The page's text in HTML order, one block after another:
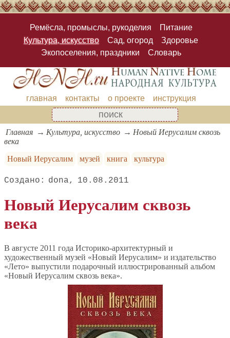
Ремёсла, промыслы, рукоделия
Питание
Культура, искусство
Сад, огород
Здоровье
Экопоселения, праздники
Словарь
главная контакты о проекте инструкция
Главная Культура, искусство
Новый Иерусалим сквозь
века
Новый Иерусалим
музей книга культура
dona 10.08.2011
Новый Иерусалим сквозь
века
В августе 2011 года Историко-архитектурный и
художественный музей «Новый Иерусалим» и издательство
«Лето» выпустили подарочный иллюстрированный альбом
«Новый Иерусалим сквозь века».